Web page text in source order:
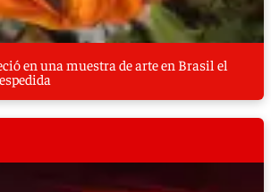
en una muestra de arte en Brasil el